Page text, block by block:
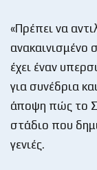
«Πρέπει να
ανακαινισμένο
έχει έναν
για συνέδρια
άποψη πώς το
στάδιο που
γενιές.